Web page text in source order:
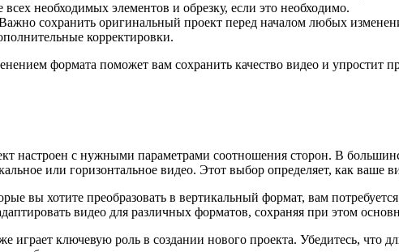
необходимых элементов и обрезку, если это необходимо.
сохранить оригинальный проект перед началом любых
корректировки.
формата поможет вам сохранить качество видео и упростит
настроен с нужными параметрами соотношения сторон. В
или горизонтальное видео. Этот выбор определяет, как ваше
вы хотите преобразовать в вертикальный формат, вам
видео для различных форматов, сохраняя при этом
играет ключевую роль в создании нового проекта. Убедитесь, что